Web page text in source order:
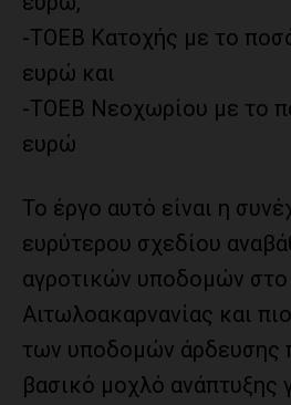
-ΤΟΕΒ Κατοχής με το
ευρώ και
-ΤΟΕΒ Νεοχωρίου με το
ευρώ
Το έργο αυτό είναι η
ευρύτερου σχεδίου
αγροτικών υποδομών
Αιτωλοακαρνανίας και
των υποδομών άρδευσης
βασικό μοχλό ανάπτυξης